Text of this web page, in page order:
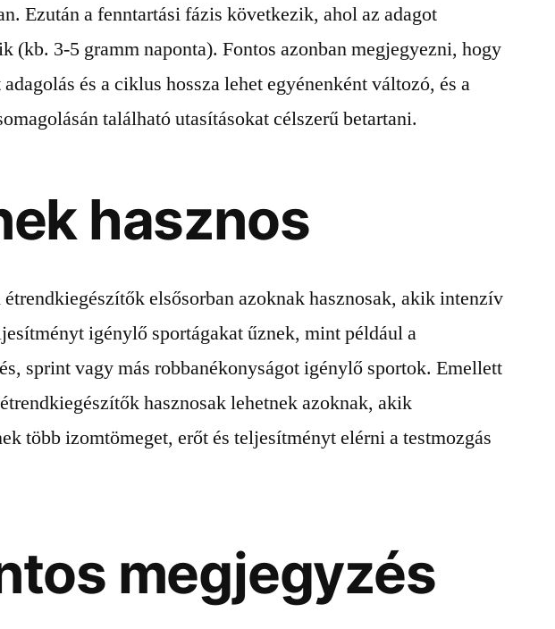
Ezután a fenntartási fázis következik, ahol az adagot
(kb. 3-5 gramm naponta). Fontos azonban megjegyezni, hogy
és a ciklus hossza lehet egyénenként változó, és a
található utasításokat célszerű betartani.
hasznos
elsősorban azoknak hasznosak, akik intenzív
igénylő sportágakat űznek, mint például a
sprint vagy más robbanékonyságot igénylő sportok. Emellett
hasznosak lehetnek azoknak, akik
több izomtömeget, erőt és teljesítményt elérni a testmozgás
megjegyzés